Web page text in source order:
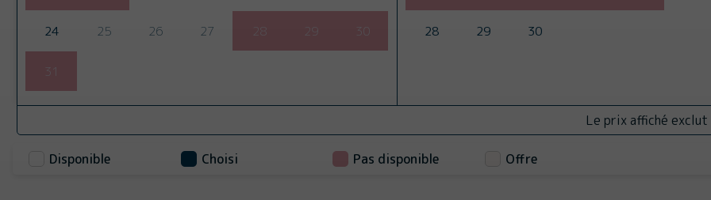
24 25 26 27 28 29 30
31
28 29 30
Le prix affiché
Disponible Choisi Pas disponible Offre